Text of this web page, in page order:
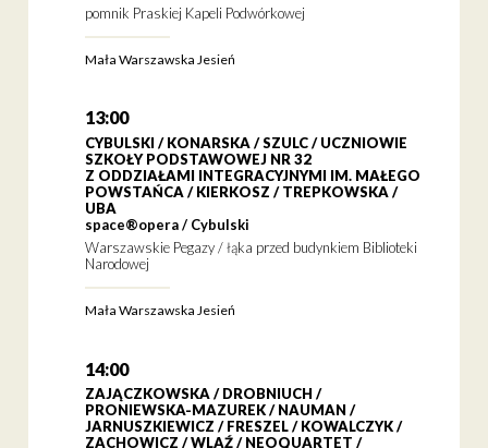
pomnik Praskiej Kapeli Podwórkowej
Mała Warszawska Jesień
13:00
CYBULSKI / KONARSKA / SZULC / UCZNIOWIE
SZKOŁY PODSTAWOWEJ NR 32
Z ODDZIAŁAMI INTEGRACYJNYMI IM. MAŁEGO
POWSTAŃCA / KIERKOSZ / TREPKOWSKA /
UBA
space®opera / Cybulski
Warszawskie Pegazy / łąka przed budynkiem Biblioteki
Narodowej
Mała Warszawska Jesień
14:00
ZAJĄCZKOWSKA / DROBNIUCH /
PRONIEWSKA-MAZUREK / NAUMAN /
JARNUSZKIEWICZ / FRESZEL / KOWALCZYK /
ZACHOWICZ / WLAŹ / NEOQUARTET /